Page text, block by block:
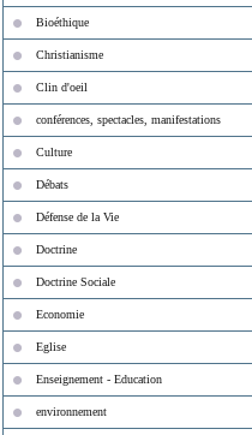
Bioéthique
Christianisme
Clin d'oeil
conférences, spectacles, manifestations
Culture
Débats
Défense de la Vie
Doctrine
Doctrine Sociale
Economie
Eglise
Enseignement - Education
environnement